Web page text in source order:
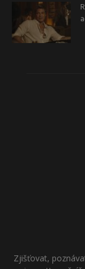
Zjišťovat,